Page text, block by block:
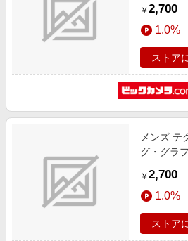
￥ 2,700
1.0%
ストア
メンズ テ
グ・グラ
￥ 2,700
1.0%
ストア